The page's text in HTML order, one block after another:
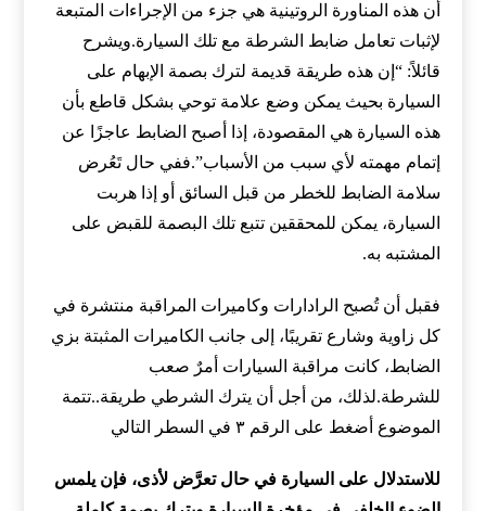
أن هذه المناورة الروتينية هي جزء من الإجراءات المتبعة
لإثبات تعامل ضابط الشرطة مع تلك السيارة.ويشرح
قائلاً: “إن هذه طريقة قديمة لترك بصمة الإبهام على
السيارة بحيث يمكن وضع علامة توحي بشكل قاطع بأن
هذه السيارة هي المقصودة، إذا أصبح الضابط عاجزًا عن
إتمام مهمته لأي سبب من الأسباب”.ففي حال تَعُرض
سلامة الضابط للخطر من قبل السائق أو إذا هربت
السيارة، يمكن للمحققين تتبع تلك البصمة للقبض على
المشتبه به.
فقبل أن تُصبح الرادارات وكاميرات المراقبة منتشرة في
كل زاوية وشارع تقريبًا، إلى جانب الكاميرات المثبتة بزي
الضابط، كانت مراقبة السيارات أمرٌ صعب
للشرطة.لذلك، من أجل أن يترك الشرطي طريقة..تتمة
الموضوع أضغط على الرقم ٣ في السطر التالي
للاستدلال على السيارة في حال تعرَّض لأذى، فإن يلمس